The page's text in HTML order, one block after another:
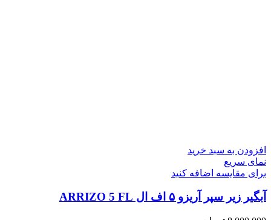
افزودن به سبد خرید
نمای سریع
برای مقایسه اضافه کنید
آبگیر زیر سپر آریزو ۵ اف ال ARRIZO 5 FL